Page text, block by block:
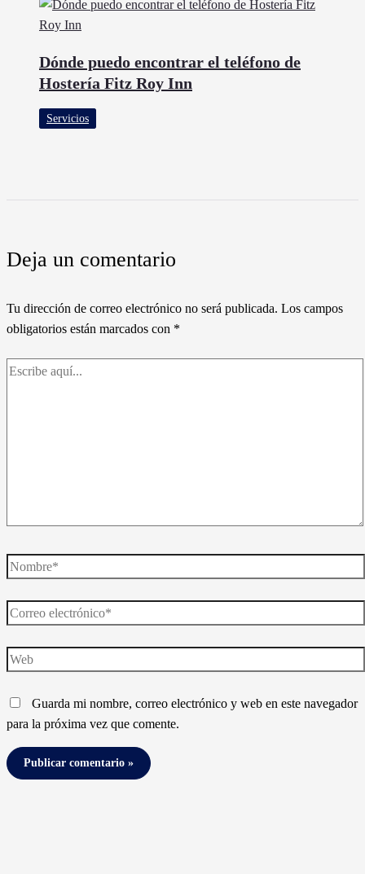
Dónde puedo encontrar el teléfono de
Hostería Fitz Roy Inn
Servicios
Deja un comentario
Tu dirección de correo electrónico no será publicada. Los campos
obligatorios están marcados con *
Escribe
Nombre*
Correo
electrónico*
Web
Guarda mi nombre, correo electrónico y web en este navegador
para la próxima vez que comente.